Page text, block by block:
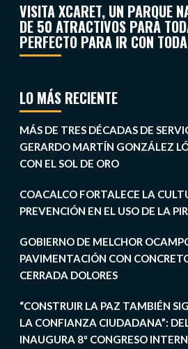
VISITA XCARET, UN PARQUE
DE 50 ATRACTIVOS PARA
PERFECTO PARA IR CON
LO MÁS RECIENTE
MÁS DE TRES DÉCADAS DE
GERARDO MARTÍN GONZÁLEZ
CON EL SOL DE ORO
COACALCO FORTALECE LA
PREVENCIÓN EN EL USO DE LA
GOBIERNO DE MELCHOR
PAVIMENTACIÓN CON
CERRADA DOLORES
“CONSTRUIR LA PAZ TAMBIÉN
LA CONFIANZA CIUDADANA”:
INAUGURA 8º CONGRESO